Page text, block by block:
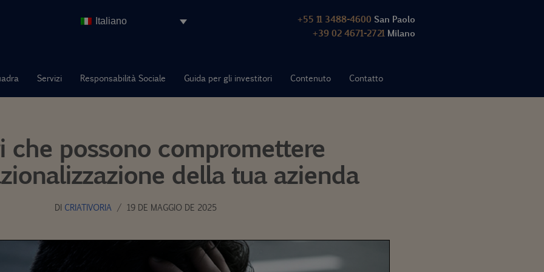
Italiano +55 11 3488-4600 San Paolo
+39 02 4671-2721 Milano
Servizi Responsabilità Sociale Guida per gli investitori Contenuto Contatto
che possono compromettere
della tua azienda
DI CRIATIVORIA 19 DE MAGGIO DE 2025